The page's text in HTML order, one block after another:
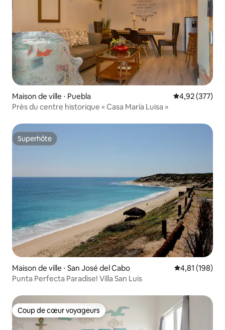
Maison de ville ⋅ Puebla Évaluation
4,92 (377)
Près du centre historique « Casa María Luisa »
Superhôte
Superhôte
Maison de ville ⋅ San José del Cabo Évaluation
4,81 (198)
Punta Perfecta Paradise! Villa San Luis
Coup de cœur voyageurs
Coup de cœur voyageurs